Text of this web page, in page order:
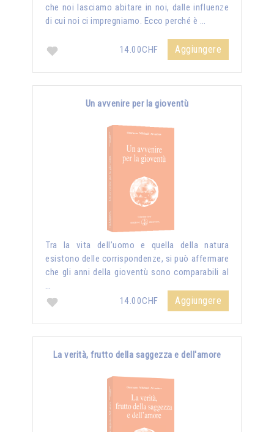
che noi lasciamo abitare in noi, dalle influenze
di cui noi ci impregniamo. Ecco perché è …
14.00CHF Aggiungere
Un avvenire per la gioventù
Tra la vita dell’uomo e quella della natura
esistono delle corrispondenze, si può affermare
che gli anni della gioventù sono comparabili al
…
14.00CHF
Aggiungere
La verità, frutto della saggezza e dell'amore